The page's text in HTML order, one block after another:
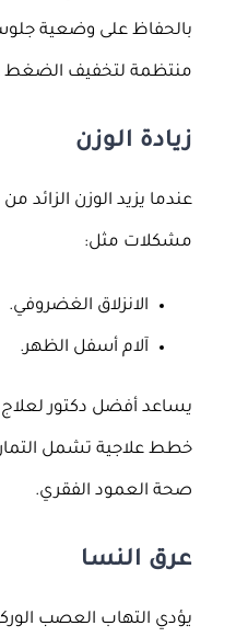
بالحفاظ على وضعية
منتظمة لتخفيف الضغط
زيادة الوزن
عندما يزيد الوزن الزائد
مشكلات مثل:
الانزلاق الغضروفي.
آلام أسفل الظهر.
يساعد أفضل دكتور
خطط علاجية تشمل
صحة العمود الفقري.
عرق النسا
يؤدي التهاب العصب